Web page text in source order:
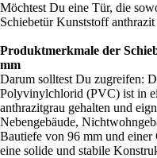
Möchtest Du eine Tür, die
Schiebetür Kunststoff
Produktmerkmale der
mm
Darum solltest Du zugreifen:
Polyvinylchlorid (PVC) ist in
anthrazitgrau gehalten und
Nebengebäude,
Bautiefe von 96 mm und einer
eine solide und stabile